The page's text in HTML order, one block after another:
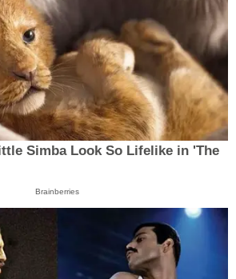
Simba Look So Lifelike in 'The
Brainberries